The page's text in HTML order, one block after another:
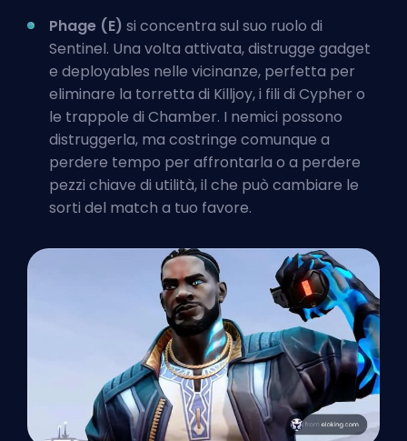
Phage (E) si concentra sul suo ruolo di
Sentinel. Una volta attivata, distrugge gadget
e deployables nelle vicinanze, perfetta per
eliminare la torretta di Killjoy, i fili di Cypher o
le trappole di Chamber. I nemici possono
distruggerla, ma costringe comunque a
perdere tempo per affrontarla o a perdere
pezzi chiave di utilità, il che può cambiare le
sorti del match a tuo favore.